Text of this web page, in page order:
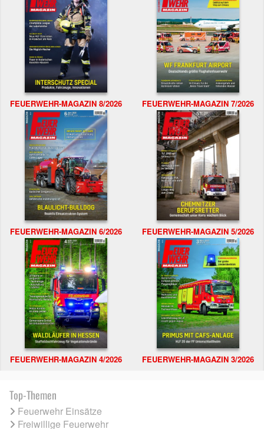
FEUERWEHR-MAGAZIN 8/2026 FEUERWEHR-MAGAZIN 7/2026
FEUERWEHR-MAGAZIN 6/2026 FEUERWEHR-MAGAZIN 5/2026
FEUERWEHR-MAGAZIN 4/2026 FEUERWEHR-MAGAZIN 3/2026
Top-Themen
Feuerwehr Einsätze
Freiwillige Feuerwehr